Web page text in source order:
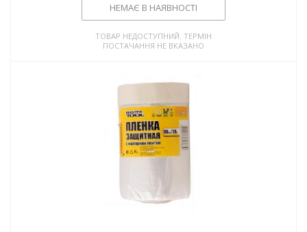
НЕМАЄ В НАЯВНОСТІ
ТОВАР НЕДОСТУПНИЙ. ТЕРМІН
ПОСТАЧАННЯ НЕ ВКАЗАНО